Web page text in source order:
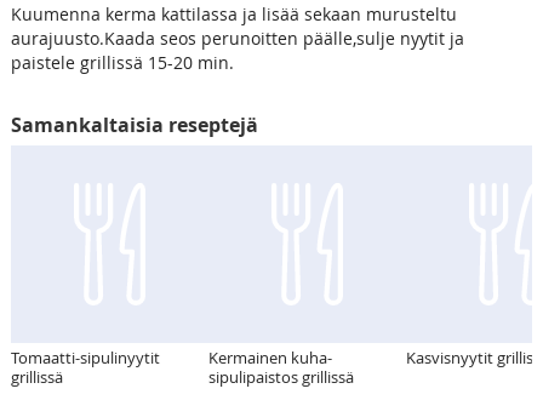
Kuumenna kerma kattilassa ja lisää sekaan murusteltu
aurajuusto.Kaada seos perunoitten päälle,sulje nyytit ja
paistele grillissä 15-20 min.
Samankaltaisia reseptejä
Tomaatti-sipulinyytit
grillissä
Kermainen kuha-
sipulipaistos grillissä
Kasvisnyytit